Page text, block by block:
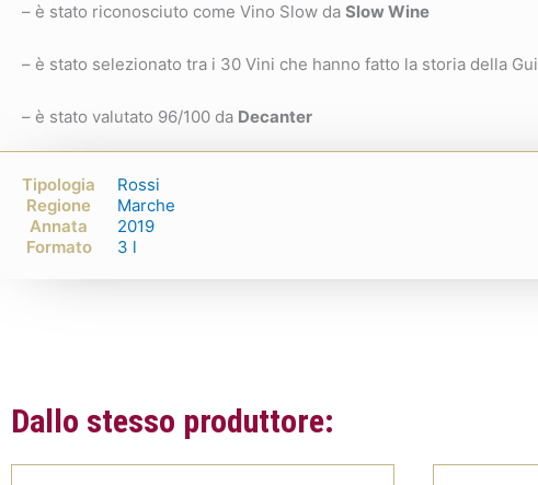
– è stato riconosciuto come Vino Slow da Slow Wine
– è stato selezionato tra i 30 Vini che hanno fatto la storia della
– è stato valutato 96/100 da Decanter
Tipologia
Rossi
Regione
Marche
Annata
2019
Formato
3 l
Dallo stesso produttore: